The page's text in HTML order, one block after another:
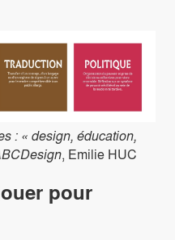
: « design, éducation,
, Emilie HUC
pour